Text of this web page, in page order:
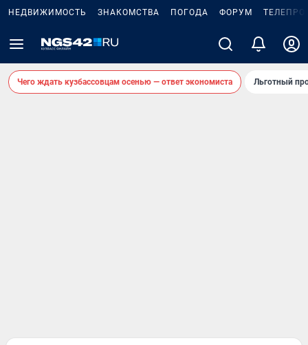
НЕДВИЖИМОСТЬ ЗНАКОМСТВА ПОГОДА ФОРУМ
Чего ждать кузбассовцам осенью — ответ экономиста Льготный